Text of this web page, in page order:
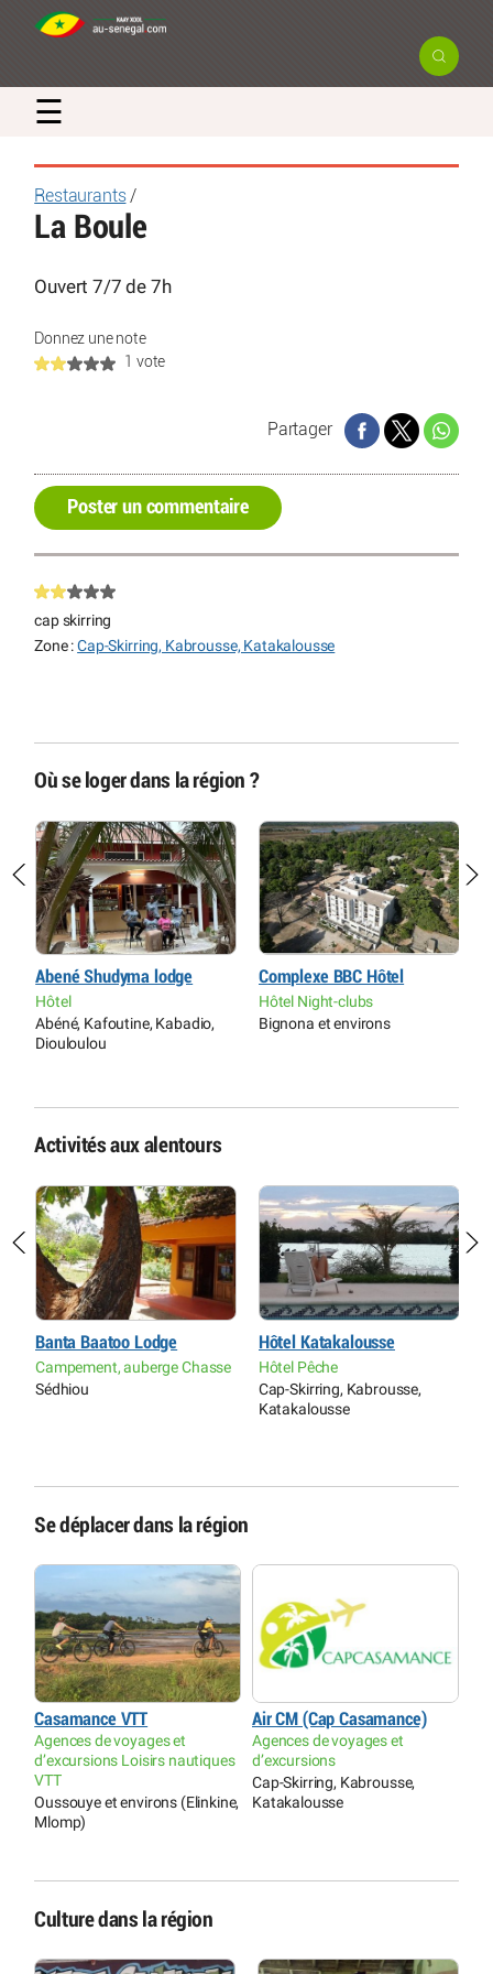
☰
Restaurants/
La Boule
Ouvert 7/7 de 7h
Donnez une note
1 vote
Partager
Poster un commentaire
cap skirring
Zone :Cap-Skirring, Kabrousse, Katakalousse
Où se loger dans la région ?
Abené Shudyma lodge
Hôtel
Abéné, Kafoutine, Kabadio,
Diouloulou
Complexe BBC Hôtel
Hôtel Night-clubs
Bignona et environs
Activités aux alentours
Banta Baatoo Lodge
Campement, auberge Chasse
Sédhiou
Hôtel Katakalousse
Hôtel Pêche
Cap-Skirring, Kabrousse,
Katakalousse
Se déplacer dans la région
Casamance VTT
Agences de voyages et
d’excursions Loisirs nautiques
VTT
Oussouye et environs (Elinkine,
Mlomp)
Air CM (Cap Casamance)
Agences de voyages et
d’excursions
Cap-Skirring, Kabrousse,
Katakalousse
Culture dans la région